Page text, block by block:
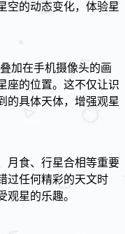
空的动态变化，体验星
加在手机摄像头的画
座的位置。这不仅让识
的具体天体，增强观星
月食、行星合相等重要
过任何精彩的天文时
星的乐趣。